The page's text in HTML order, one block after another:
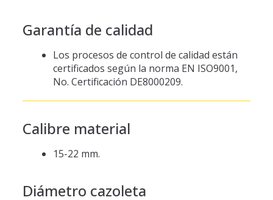
Garantía de calidad
Los procesos de control de calidad están
certificados según la norma EN ISO9001,
No. Certificación DE8000209.
Calibre material
15-22 mm.
Diámetro cazoleta